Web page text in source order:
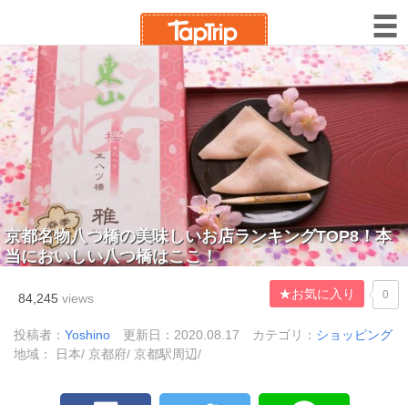
京都名物八つ橋の美味しいお店ランキングTOP8！本
当においしい八つ橋はここ！
84,245 views ★お気に入り 0
投稿者： Yoshino 更新日：2020.08.17 カテゴリ： ショッピング
地域： 日本/ 京都府/ 京都駅周辺/